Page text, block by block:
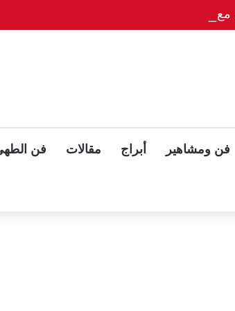
بوتين وزيلينسكي بعد قمة ألاسكا
فن ومشاهير أبراج مقالات فن